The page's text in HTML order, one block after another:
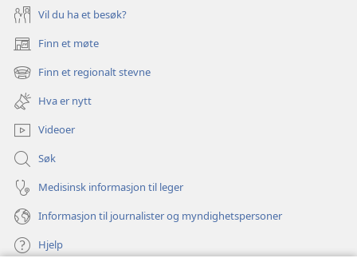
Vil du ha et besøk?
Finn et møte
(åpner
nytt
vindu)
Finn et regionalt stevne
(åpner
nytt
vindu)
Hva er nytt
Videoer
Søk
Medisinsk informasjon til leger
Informasjon til journalister og myndighetspersoner
Hjelp